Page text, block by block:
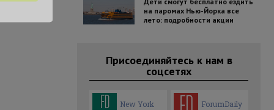
на паромах Нью-Йорка все
лето: подробности акции
Присоединяйтесь к нам в
соцсетях
New York ForumDaily